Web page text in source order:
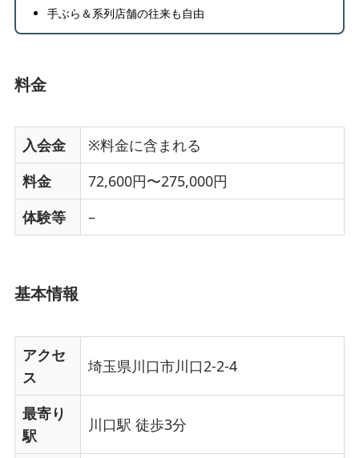
手ぶら＆系列店舗の往来も自由
料金
入会金
※料金に含まれる
料金
72,600円〜275,000円
体験等
–
基本情報
アクセ
ス
埼玉県川口市川口2-2-4
最寄り
駅
川口駅 徒歩3分